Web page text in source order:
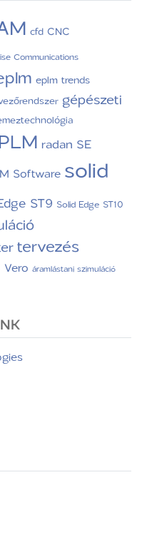
cfd CNC
Communications
eplm trends
gépészeti
PLM radan SE
Software solid
ST9 Solid Edge ST10
tervezés
Vero áramlástani szimuláció